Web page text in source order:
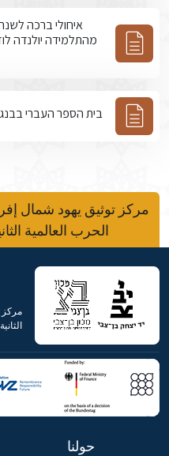
איחולי ברכה
מהתלמידה יולנדה
בית הספר העברי
مركز توثيق يهود شمال
الحرب العالمية
مركز
حولنا